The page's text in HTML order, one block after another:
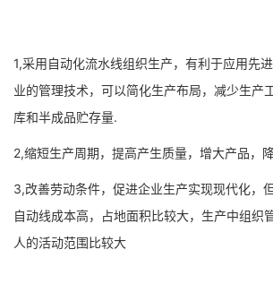
1,采用自动化流水线组织生产，有利于应用先
业的管理技术，可以简化生产布局，减少生产
库和半成品贮存量.
2,缩短生产周期，提高产生质量，增大产品，
3,改善劳动条件，促进企业生产实现现代化，
自动线成本高，占地面积比较大，生产中组织
人的活动范围比较大